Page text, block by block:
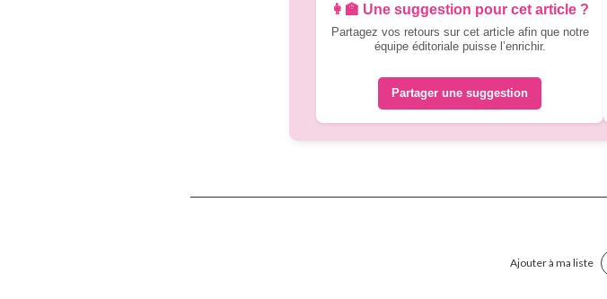
👩‍🏫 Une suggestion pour cet article ?
Partagez vos retours sur cet article afin que notre
équipe éditoriale puisse l’enrichir.
Partager une suggestion
Ajouter à ma liste